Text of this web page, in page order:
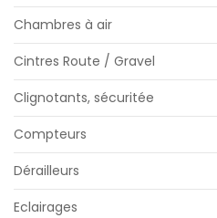
Chambres à air
Cintres Route / Gravel
Clignotants, sécuritée
Compteurs
Dérailleurs
Eclairages